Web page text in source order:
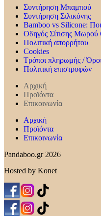
Συντήρηση Mπαμπού
Συντήρηση Σιλικόνης
Bamboo vs Silicone:
Οδηγός Σίτισης
Πολιτική απορρήτου
Cookies
Τρόποι πληρωμής /
Πολιτική επιστροφών
Αρχική
Προϊόντα
Επικοινωνία
Αρχική
Προϊόντα
Επικοινωνία
Pandaboo.gr 2026
Hosted by Konet